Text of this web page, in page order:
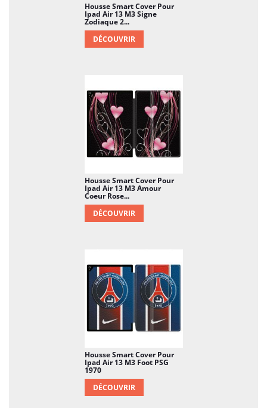
Housse Smart Cover Pour
Ipad Air 13 M3 Signe
Zodiaque 2...
DÉCOUVRIR
Housse Smart Cover Pour
Ipad Air 13 M3 Amour
Coeur Rose...
DÉCOUVRIR
Housse Smart Cover Pour
Ipad Air 13 M3 Foot PSG
1970
DÉCOUVRIR